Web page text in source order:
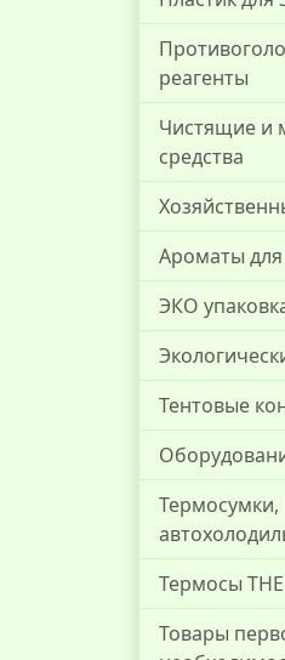
реагенты
Чистящие
средства
Ароматы
ЭКО
Тентовые
Термосумки,
Термосы
Товары